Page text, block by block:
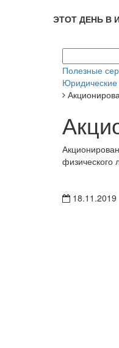
ЭТОТ ДЕНЬ В
Полезные
Юридические
физического
18.11.2019